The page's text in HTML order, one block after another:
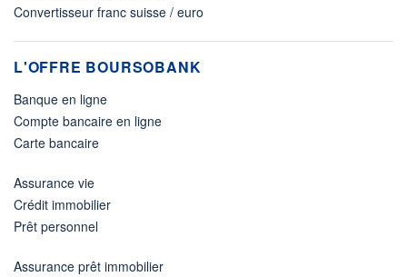
Convertisseur franc suisse / euro
L'OFFRE BOURSOBANK
Banque en ligne
Compte bancaire en ligne
Carte bancaire
Assurance vie
Crédit immobilier
Prêt personnel
Assurance prêt immobilier